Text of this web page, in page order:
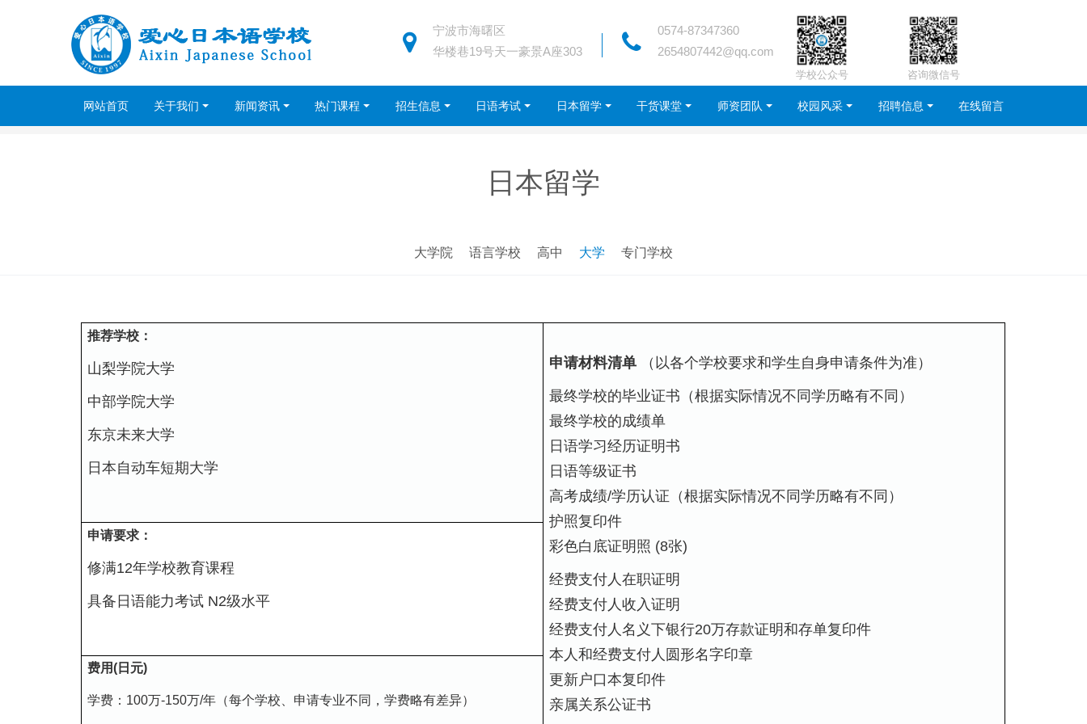
宁波市海曙区
华楼巷19号天一豪景A座303
0574-87347360
2654807442@qq.com
学校公众号 咨询微信号
网站首页 关于我们 新闻资讯 热门课程 招生信息 日语考试 日本留学 干货课堂 师资团队 校园风采 招聘信息 在线留言
日本留学
大学院 语言学校 高中 大学 专门学校
推荐学校：
山梨学院大学
中部学院大学
东京未来大学
日本自动车短期大学
申请材料清单 （以各个学校要求和学生自身申请条件为准）
最终学校的毕业证书（根据实际情况不同学历略有不同）
最终学校的成绩单
日语学习经历证明书
日语等级证书
高考成绩/学历认证（根据实际情况不同学历略有不同）
护照复印件
彩色白底证明照 (8张)
经费支付人在职证明
经费支付人收入证明
经费支付人名义下银行20万存款证明和存单复印件
本人和经费支付人圆形名字印章
更新户口本复印件
亲属关系公证书
申请要求：
修满12年学校教育课程
具备日语能力考试 N2级水平
费用(日元)
学费：100万-150万/年（每个学校、申请专业不同，学费略有差异）